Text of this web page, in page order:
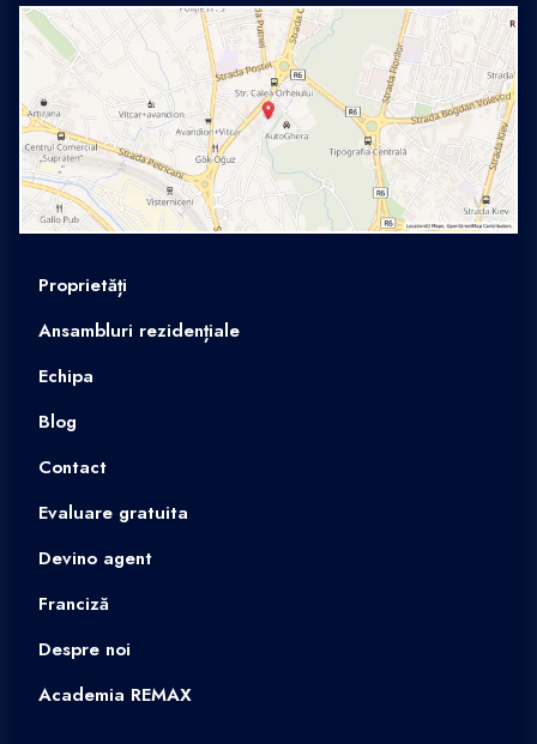
Proprietăți
Ansambluri rezidențiale
Echipa
Blog
Contact
Evaluare gratuita
Devino agent
Franciză
Despre noi
Academia REMAX